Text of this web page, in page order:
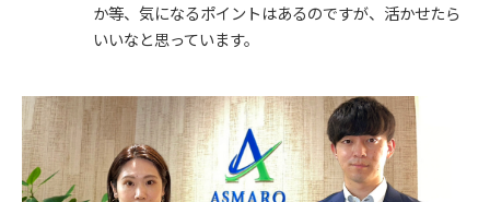
か等、気になるポイントはあるのですが、活かせたら
いいなと思っています。